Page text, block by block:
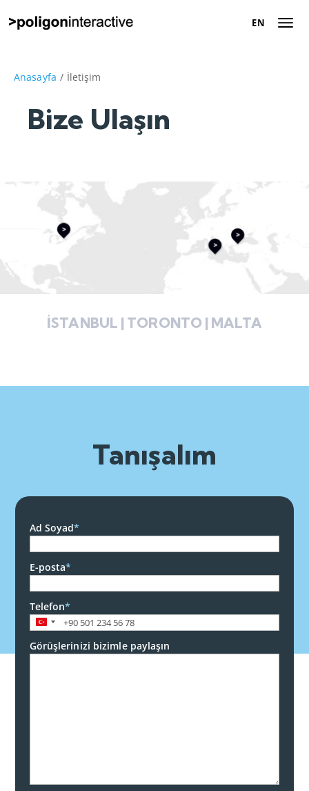
EN
EN
Hakkımızda
Başarı Hikayeleri
Çözümleri
Kariyer
İletişim
Tanışalım
Anasayfa / İletişim
Bize Ulaşın
İSTANBUL | TORONTO | MALTA
Tanışalım
Ad Soyad*
E-posta*
Telefon*
Turkey
+90
Görüşlerinizi bizimle paylaşın